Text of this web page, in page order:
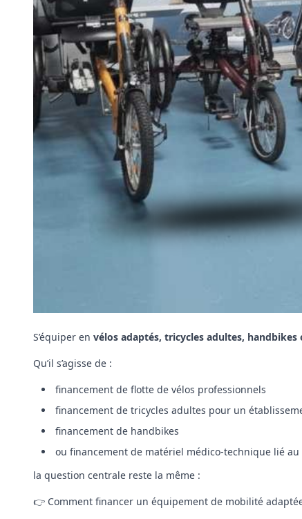
S’équiper en vélos adaptés, tricycles adultes,
Qu’il s’agisse de :
financement de flotte de vélos professionnels
financement de tricycles adultes pour un
financement de handbikes
ou financement de matériel médico-technique lié au
la question centrale reste la même :
👉 Comment financer un équipement de mobilité